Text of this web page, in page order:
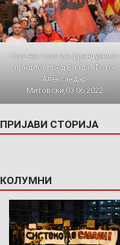
Протест против францускиот
предлог пред Влада. Фото:
Александар
Митовски,03.06.2022
ПРИЈАВИ СТОРИЈА
КОЛУМНИ